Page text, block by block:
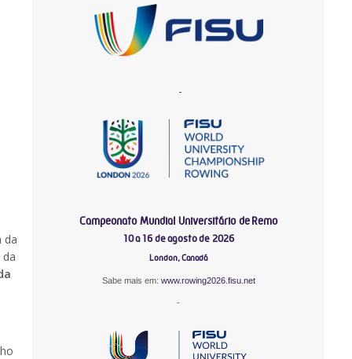
da
-
Campeonato Mundial Universitário de Remo
10 a 16 de agosto de 2026
London, Canadá
Sabe mais em: www.rowing2026.fisu.net
-